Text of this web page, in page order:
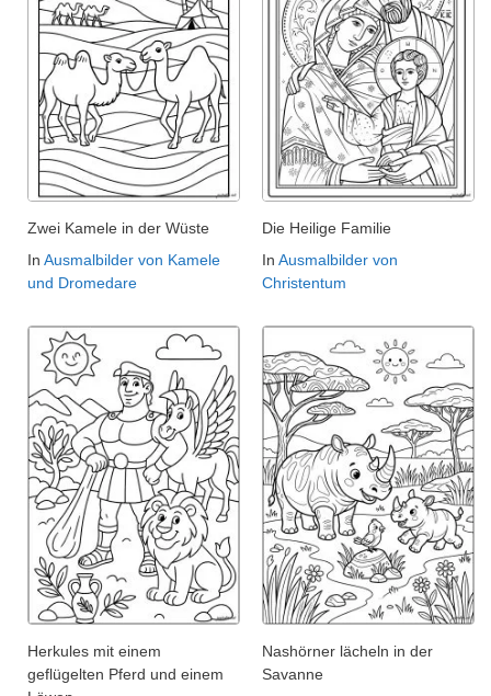
Zwei Kamele in der Wüste
In Ausmalbilder von Kamele
und Dromedare
Die Heilige Familie
In Ausmalbilder von
Christentum
Herkules mit einem
geflügelten Pferd und einem
Nashörner lächeln in der
Savanne